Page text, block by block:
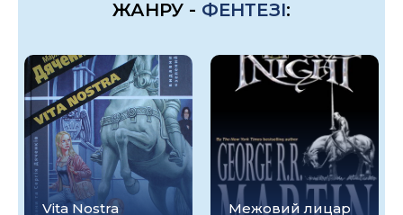
ЖАНРУ - ФЕНТЕЗІ:
Vita Nostra Межовий лицар